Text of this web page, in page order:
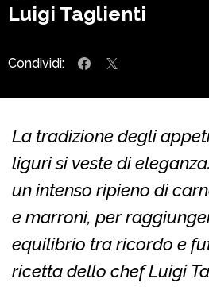
Luigi Taglienti
Condividi:
La tradizione degli
liguri si veste di
un intenso ripieno di
e marroni, per
equilibrio tra ricordo e
ricetta dello chef Luigi